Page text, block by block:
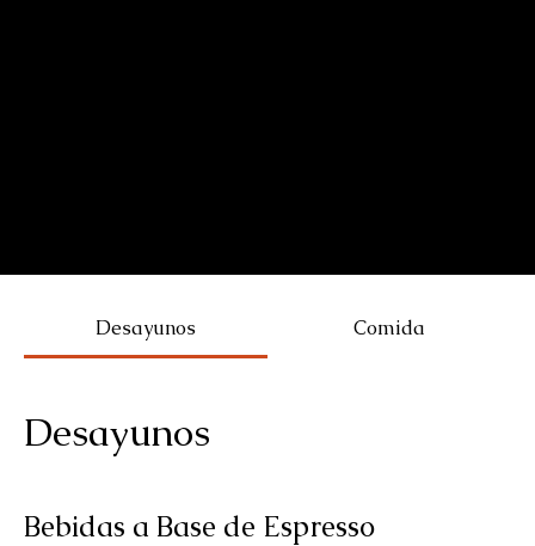
Desayunos Comida
Desayunos
Bebidas a Base de Espresso